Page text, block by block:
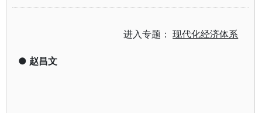
进入专题：现代化经济体系
● 赵昌文